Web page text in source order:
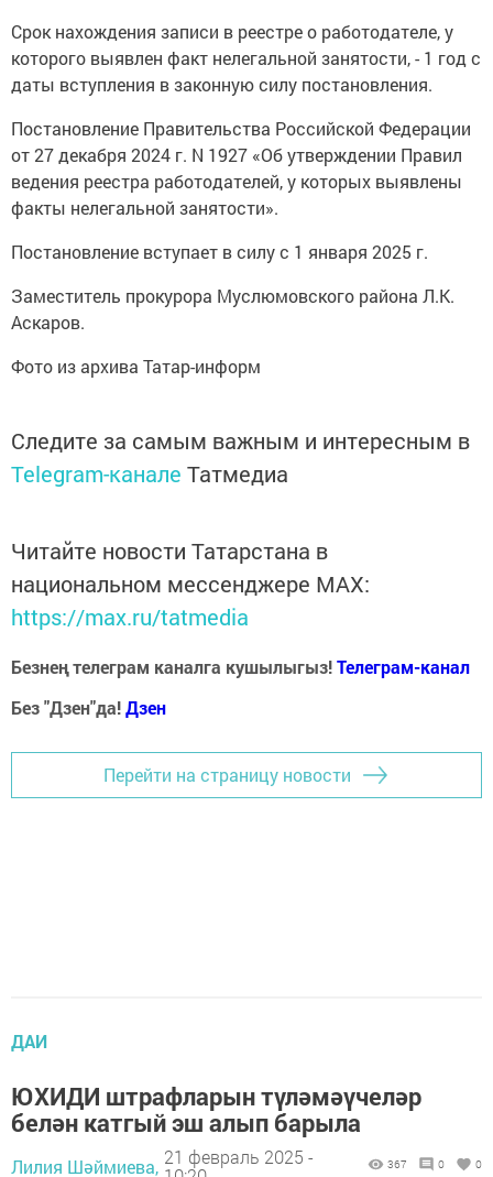
Срок нахождения записи в реестре о работодателе, у
которого выявлен факт нелегальной занятости, - 1 год с
даты вступления в законную силу постановления.
Постановление Правительства Российской Федерации
от 27 декабря 2024 г. N 1927 «Об утверждении Правил
ведения реестра работодателей, у которых выявлены
факты нелегальной занятости».
Постановление вступает в силу с 1 января 2025 г.
Заместитель прокурора Муслюмовского района Л.К.
Аскаров.
Фото из архива Татар-информ
Следите за самым важным и интересным в
Telegram-канале Татмедиа
Читайте новости Татарстана в
национальном мессенджере MАХ:
https://max.ru/tatmedia
Безнең телеграм каналга кушылыгыз!Телеграм-канал
Без "Дзен"да!Дзен
Перейти на страницу новости
ДАИ
ЮХИДИ штрафларын түләмәүчеләр
белән катгый эш алып барыла
Лилия Шәймиева, 21 февраль 2025 -
367 0 0